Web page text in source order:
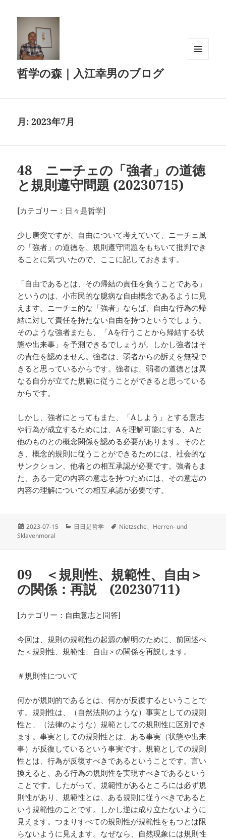
哲学の森｜入江幸男のブログ
月:2023年7月
48 ニーチェの「強者」の道徳
と規則遵守問題 (20230715)
[カテゴリー：日々是哲学]
少し唐突ですが、自由について考えていて、ニーチェ風
の「強者」の道徳を、規則遵守問題をもちいて批判でき
ることに気づいたので、ここに記しておきます。
「自由であるとは、その帰結の責任を負うことである」
というのは、小市民的な臆病な自由概念であるように見
えます。ニーチェ的な「強者」ならば、自由な行為の帰
結に対して責任を持たない自由を持つというでしょう。
そのような強者またも、「Aを行うことから帰結する状
態や出来事」を予測できるでしょうが。しかし強者はそ
の責任を認めません。強者は、弱者からの訴えを無視で
きると思っているからです。強者は、弱者の道徳とは異
なる自分が立てた規範に従うことができると思っている
からです。
しかし、強者にとってもまた、「Aしよう」とする意志
や行為が成立するためには、Aを理解可能にする、Aと
他のものとの概念関係を認める必要があります。そのと
き、概念的規則に従うことができるためには、社会的な
サンクション、他者との相互承認が必要です。強者もま
た、ある一定の内容の意志を持つためには、その意志の
内容の理解についての相互承認が必要です。
投
稿
2023-07-15
カ
日日是哲学
タ
Nietzsche、Herren- und
Sklavenmoral
09 ＜規則性、規範性、自由＞
の関係：再説 (20230711)
[カテゴリー：自由意志と問答]
今回は、規則の規範性の起源の解明のために、前回述べ
た＜規則性、規範性、自由＞の関係を再説します。
＃規則性について
何かが規則的であるとは、何かが反復するということで
す。規則性は、（自然法則のような）事実としての規則
性と、（法律のような）規範としての規則性に区別でき
ます。事実としての規則性とは、ある事実（状態や出来
事）が反復しているという事実です。規範としての規則
性とは、行為が反復すべきであるということです。言い
換えると、ある行為の規則性を実現すべきであるという
ことです。したがって、規範性があるところには必ず規
則性があり、規範性とは、ある規則に従うべきであると
いう規範性のことです。しかし逆は成り立たないように
見えます。つまりすべての規則性が規範性をもつとは限
らないように見えます。なぜなら、自然現象には規則性